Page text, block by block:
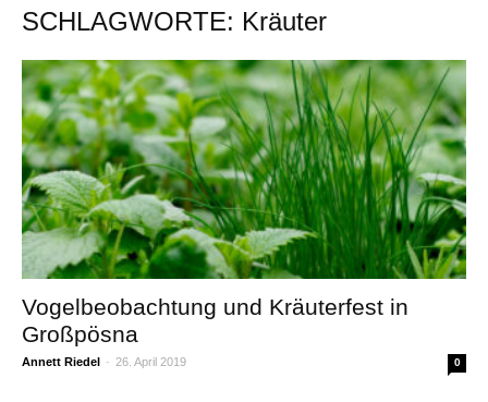
SCHLAGWORTE: Kräuter
Vogelbeobachtung und Kräuterfest in
Großpösna
Annett Riedel - 26. April 2019 0